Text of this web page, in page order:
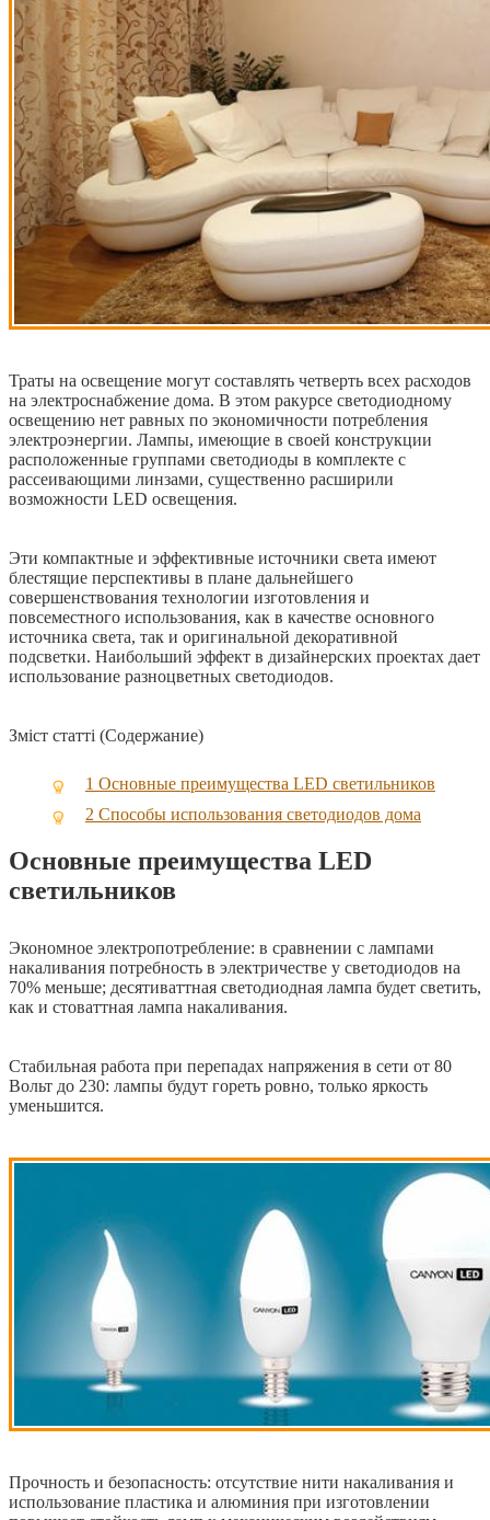
Траты на освещение могут составлять четверть всех расходов
на электроснабжение дома. В этом ракурсе светодиодному
освещению нет равных по экономичности потребления
электроэнергии. Лампы, имеющие в своей конструкции
расположенные группами светодиоды в комплекте с
рассеивающими линзами, существенно расширили
возможности LED освещения.
Эти компактные и эффективные источники света имеют
блестящие перспективы в плане дальнейшего
совершенствования технологии изготовления и
повсеместного использования, как в качестве основного
источника света, так и оригинальной декоративной
подсветки. Наибольший эффект в дизайнерских проектах дает
использование разноцветных светодиодов.
Зміст статті (Содержание)
1 Основные преимущества LED светильников
2 Способы использования светодиодов дома
Основные преимущества LED
светильников
Экономное электропотребление: в сравнении с лампами
накаливания потребность в электричестве у светодиодов на
70% меньше; десятиваттная светодиодная лампа будет светить,
как и стоваттная лампа накаливания.
Стабильная работа при перепадах напряжения в сети от 80
Вольт до 230: лампы будут гореть ровно, только яркость
уменьшится.
Прочность и безопасность: отсутствие нити накаливания и
использование пластика и алюминия при изготовлении